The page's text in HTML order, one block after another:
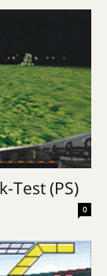
Test (PS)
0